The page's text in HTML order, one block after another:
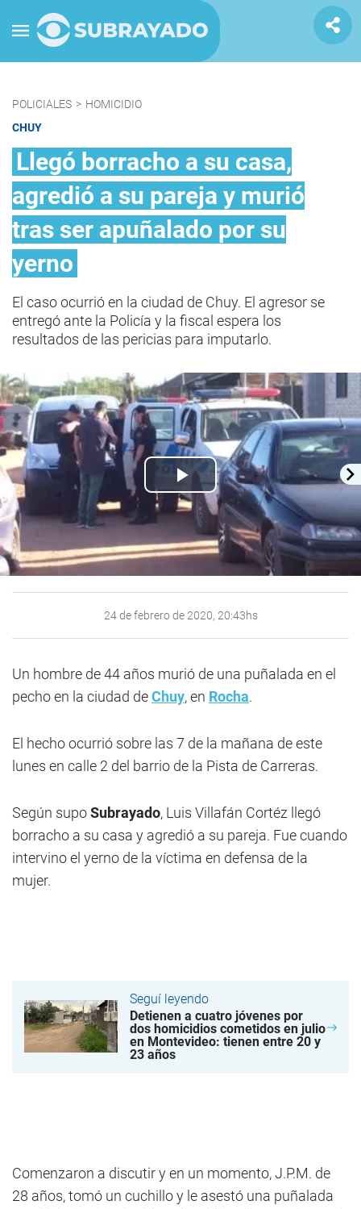
POLICIALES > HOMICIDIO
CHUY
Llegó borracho a su casa,
agredió a su pareja y murió
tras ser apuñalado por su
yerno
El caso ocurrió en la ciudad de Chuy. El agresor se
entregó ante la Policía y la fiscal espera los
resultados de las pericias para imputarlo.
Play
Video
24 de febrero de 2020, 20:43hs
Un hombre de 44 años murió de una puñalada en el
pecho en la ciudad deChuy, en Rocha.
El hecho ocurrió sobre las 7 de la mañana de este
lunes en calle 2 del barrio de la Pista de Carreras.
Según supoSubrayado, Luis Villafán Cortéz llegó
borracho a su casa y agredió a su pareja. Fue cuando
intervino el yerno de la víctima en defensa de la
mujer.
Seguí leyendo
Detienen a cuatro jóvenes por
dos homicidios cometidos en julio
en Montevideo: tienen entre 20 y
23 años
Comenzaron a discutir y en un momento, J.P.M. de
28 años, tomó un cuchillo y le asestó una puñalada